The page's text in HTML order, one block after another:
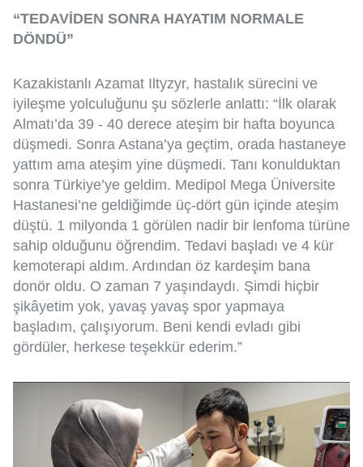
“TEDAVİDEN SONRA HAYATIM NORMALE
DÖNDÜ”
Kazakistanlı Azamat Iltyzyr, hastalık sürecini ve
iyileşme yolculuğunu şu sözlerle anlattı: “İlk olarak
Almatı’da 39 - 40 derece ateşim bir hafta boyunca
düşmedi. Sonra Astana’ya geçtim, orada hastaneye
yattım ama ateşim yine düşmedi. Tanı konulduktan
sonra Türkiye’ye geldim. Medipol Mega Üniversite
Hastanesi’ne geldiğimde üç-dört gün içinde ateşim
düştü. 1 milyonda 1 görülen nadir bir lenfoma türüne
sahip olduğunu öğrendim. Tedavi başladı ve 4 kür
kemoterapi aldım. Ardından öz kardeşim bana
donör oldu. O zaman 7 yaşındaydı. Şimdi hiçbir
şikâyetim yok, yavaş yavaş spor yapmaya
başladım, çalışıyorum. Beni kendi evladı gibi
gördüler, herkese teşekkür ederim.”